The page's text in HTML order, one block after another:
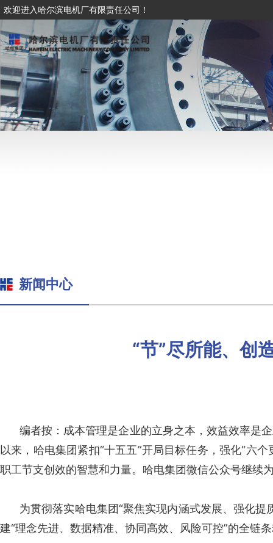
欢迎进入哈尔滨电机厂有限责任公司！
新闻中心
“节”尽所能、创
编者按：成本管理是企业的立身之本，效益效率是
以来，哈电集团紧扣“十五五”开局目标任务，强化“六
职工节支创效的智慧和力量。哈电集团微信公众号继续
为贯彻落实哈电集团“聚焦实现内涵式发展、强化
建“理念先进、数据精准、协同高效、风险可控”的全链